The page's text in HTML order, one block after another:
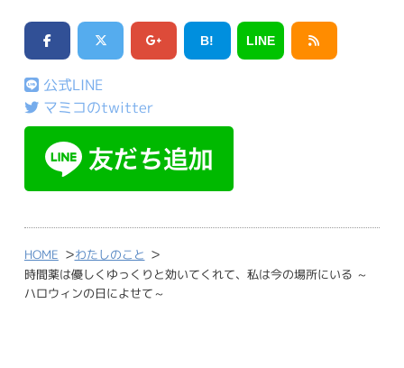
B! LINE
公式LINE
マミコのtwitter
HOME >わたしのこと >
時間薬は優しくゆっくりと効いてくれて、私は今の場所にいる ～
ハロウィンの日によせて～